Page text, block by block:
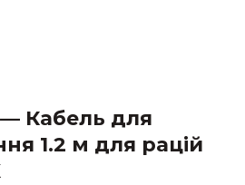
— Кабель для
1.2 м для рацій